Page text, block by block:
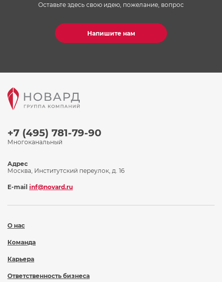
Оставьте здесь свою идею, пожелание, вопрос
Напишите нам
+7 (495) 781-79-90
Многоканальный
О нас
Команда
Карьера
Ответственность бизнеса
Адрес
Москва, Институтский переулок, д. 16
E-mail inf@novard.ru